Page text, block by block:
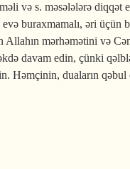
və s. məsələlərə
buraxmamalı, əri
mərhəmətini və
davam edin, çünki
Həmçinin, duaların